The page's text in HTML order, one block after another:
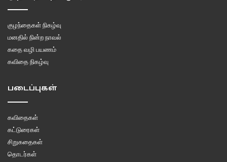
எனக்கு ஆறுதல் தேவையாய் இருக்கிறது
எனக்கானதை தேர்ந்தெடுக்கும் வாய்ப்பு
எனக்கு அமைந்ததே இல்லை
எனது வெற்றிகளை கொண்டாடவும்
தோல்வியின் போது சாய்ந்து கொள்ளவும்
என்னைத் திறந்து காட்ட
எனக்கொரு தேவதை தேவைப்படுகிறாள்
ஆகச்சிறந்த பரிசாக என்னால் எதைக்
கொடுக்க முடியும் அவளுக்கு
எனது பயணத்தை முடிவுசெய்வதென்னவோ
பாதைகள் தான்
குழந்தைகள் நிகழ்வு
மனதில் நின்ற நாவல்
கதை வழி பயணம்
கவிதை நிகழ்வு
படைப்புகள்
கவிதைகள்
கட்டுரைகள்
சிறுகதைகள்
தொடர்கள்